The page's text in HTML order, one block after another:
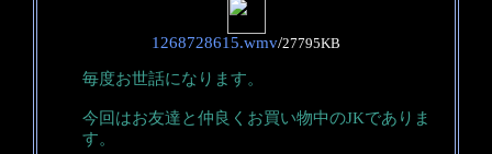
1268728615.wmv/27795KB
毎度お世話になります。
今回はお友達と仲良くお買い物中のJKでありま
す。